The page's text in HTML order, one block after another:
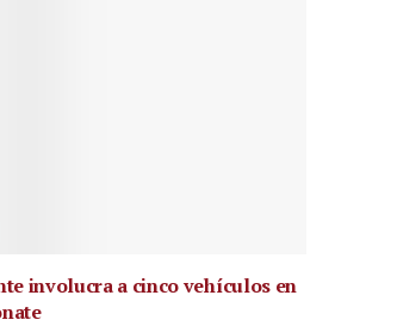
involucra a cinco vehículos en